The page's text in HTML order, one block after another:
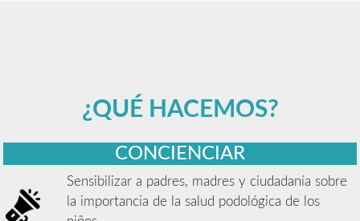
¿QUÉ HACEMOS?
CONCIENCIAR
Sensibilizar a padres, madres y ciudadanía sobre
la importancia de la salud podológica de los